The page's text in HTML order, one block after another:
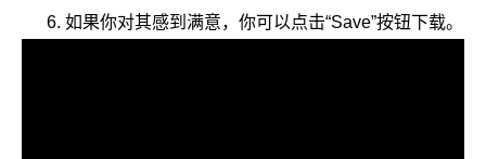
如果你对其感到满意，你可以点击“Save”按钮下载。